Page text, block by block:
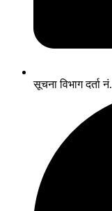
सूचना विभाग दर्ता नं.